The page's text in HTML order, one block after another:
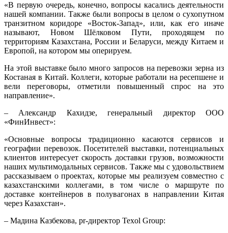
«В первую очередь, конечно, вопросы касались деятельности
нашей компании. Также были вопросы в целом о сухопутном
транзитном коридоре «Восток-Запад», или, как его иначе
называют, Новом Шёлковом Пути, проходящем по
территориям Казахстана, России и Беларуси, между Китаем и
Европой, на котором мы оперируем.
На этой выставке было много запросов на перевозки зерна из
Костаная в Китай. Коллеги, которые работали на ресепшене и
вели переговоры, отметили повышенный спрос на это
направление».
– Александр Кахидзе, генеральный директор ООО
«ФинИнвест»:
«Основные вопросы традиционно касаются сервисов и
географии перевозок. Посетителей выставки, потенциальных
клиентов интересует скорость доставки грузов, возможности
наших мультимодальных сервисов. Также мы с удовольствием
рассказываем о проектах, которые мы реализуем совместно с
казахстанскими коллегами, в том числе о маршруте по
доставке контейнеров в полувагонах в направлении Китая
через Казахстан».
– Мадина Казбекова, pr-директор Texol Group: